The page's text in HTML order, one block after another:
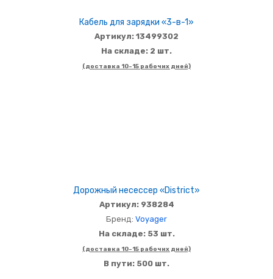
Кабель для зарядки «3-в-1»
Артикул: 13499302
На складе: 2 шт.
(доставка 10-15 рабочих дней)
Дорожный несессер «District»
Артикул: 938284
Бренд: Voyager
На складе: 53 шт.
(доставка 10-15 рабочих дней)
В пути: 500 шт.